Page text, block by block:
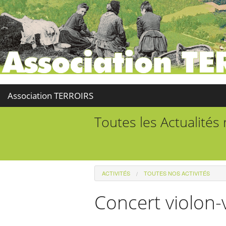
Association TERROIRS
Toutes les Actualités
ACTIVITÉS TOUTES NOS ACTIVITÉS
Concert